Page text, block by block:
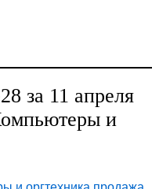
за 11 апреля
и